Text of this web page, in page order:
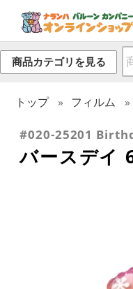
商品カテゴリを見る
トップ フィルム
#020-25201
バースデイ